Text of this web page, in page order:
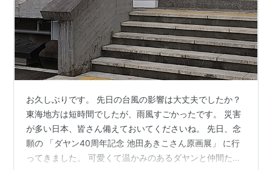
お久しぶりです。 先日の台風の影響は大丈夫でしたか？
東海地方は短時間でしたが、雨風すごかったです。 災害
が多い日本、皆さん備えておいてくださいね。 先日、念
願の 「ダヤン40周年記念 池田あきこさん原画展」 に行
ってきました。 可愛くて温かみのあるダヤンと仲間たち